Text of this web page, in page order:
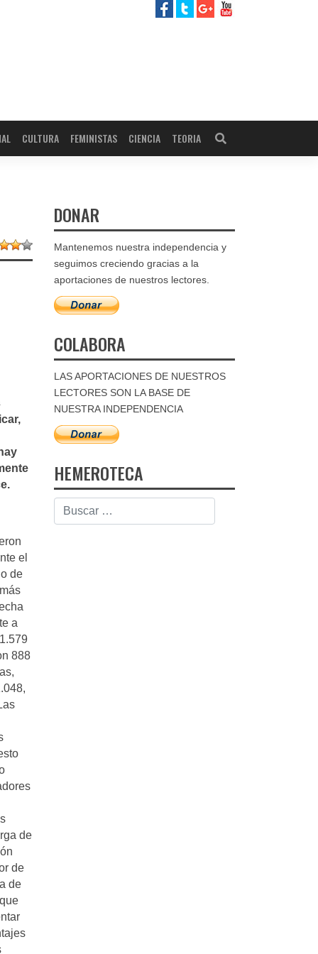
CULTURA FEMINISTAS CIENCIA TEORIA
el
de
a
888
de
de
de
DONAR
Mantenemos nuestra independencia y
seguimos creciendo gracias a la
aportaciones de nuestros lectores.
COLABORA
LAS APORTACIONES DE NUESTROS
LECTORES SON LA BASE DE
NUESTRA INDEPENDENCIA
HEMEROTECA